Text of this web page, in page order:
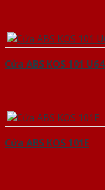
Cửa ABS KOS 101
Cửa ABS KOS 101E